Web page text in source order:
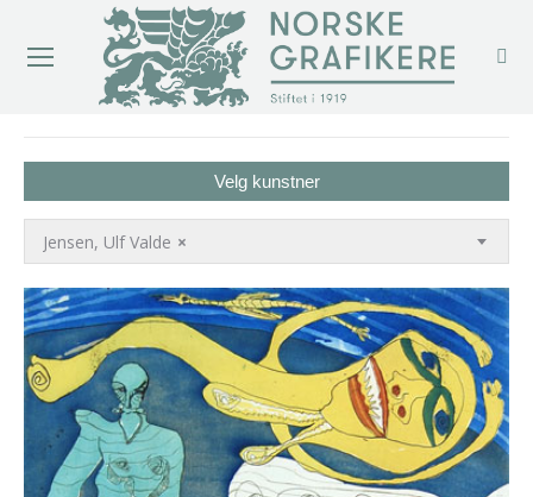
Velg kunstner
×
Jensen, Ulf Valde